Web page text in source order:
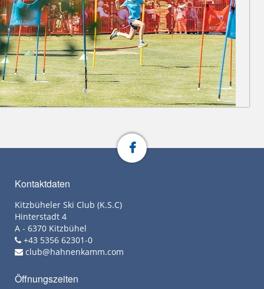
Kontaktdaten
Kitzbüheler Ski Club (K.S.C)
Hinterstadt 4
A - 6370 Kitzbühel
+43 5356 62301-0
club@hahnenkamm.com
Öffnungszeiten